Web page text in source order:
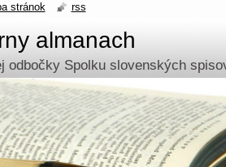
almanach
odbočky Spolku slovenských
stránok
rss